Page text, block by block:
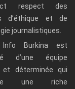
respect des
d’éthique et de
journalistiques.
Info Burkina est
d’une équipe
et déterminée qui
une riche